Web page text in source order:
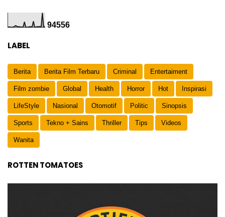
94556
LABEL
Berita Berita Film Terbaru Criminal Entertaiment
Film zombie Global Health Horror Hot Inspirasi
LifeStyle Nasional Otomotif Politic Sinopsis
Sports Tekno + Sains Thriller Tips Videos
Wanita
ROTTEN TOMATOES